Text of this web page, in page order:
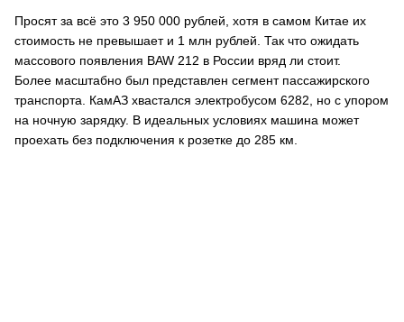
Просят за всё это 3 950 000 рублей, хотя в самом Китае их
стоимость не превышает и 1 млн рублей. Так что ожидать
массового появления BAW 212 в России вряд ли стоит.
Более масштабно был представлен сегмент пассажирского
транспорта. КамАЗ хвастался электробусом 6282, но с упором
на ночную зарядку. В идеальных условиях машина может
проехать без подключения к розетке до 285 км.